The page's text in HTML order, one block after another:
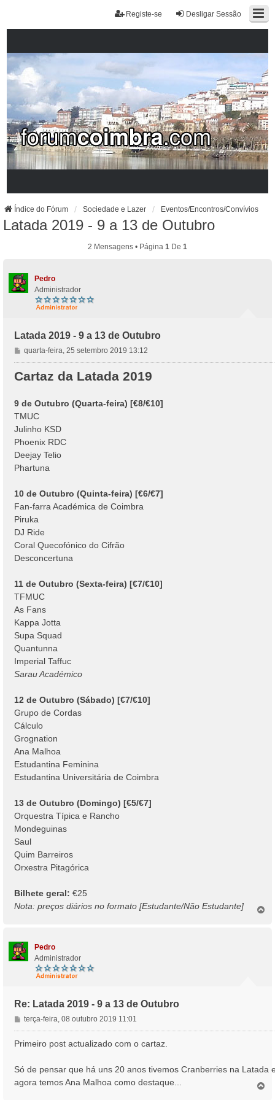
Desligar Sessão
Registe-se
Índice do Fórum Sociedade e Lazer Eventos/Encontros/Convívios
Latada 2019 - 9 a 13 de Outubro
2 Mensagens • Página 1 De 1
Pedro
Administrador
Latada 2019 - 9 a 13 de Outubro
M
e
n
s
g
e
m
quarta-feira, 25 setembro 2019 13:12
Cartaz da Latada 2019
9 de Outubro (Quarta-feira) [€8/€10]
TMUC
Julinho KSD
Phoenix RDC
Deejay Telio
Phartuna
10 de Outubro (Quinta-feira) [€6/€7]
Fan-farra Académica de Coimbra
Piruka
DJ Ride
Coral Quecofónico do Cifrão
Desconcertuna
11 de Outubro (Sexta-feira) [€7/€10]
TFMUC
As Fans
Kappa Jotta
Supa Squad
Quantunna
Imperial Taffuc
Sarau Académico
12 de Outubro (Sábado) [€7/€10]
Grupo de Cordas
Cálculo
Grognation
Ana Malhoa
Estudantina Feminina
Estudantina Universitária de Coimbra
13 de Outubro (Domingo) [€5/€7]
Orquestra Típica e Rancho
Mondeguinas
Saul
Quim Barreiros
Orxestra Pitagórica
Bilhete geral: €25
Nota: preços diários no formato [Estudante/Não Estudante]
Pedro
Administrador
Re: Latada 2019 - 9 a 13 de Outubro
M
e
n
g
e
terça-feira, 08 outubro 2019 11:01
Primeiro post actualizado com o cartaz.
Só de pensar que há uns 20 anos tivemos Cranberries na Latada
agora temos Ana Malhoa como destaque...